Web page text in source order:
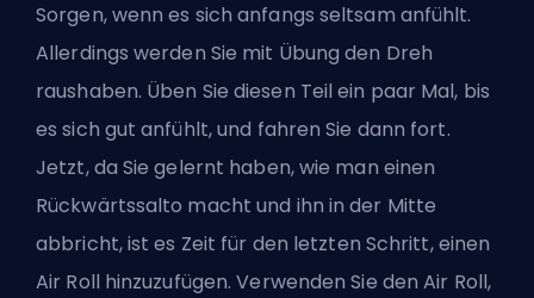
Sorgen, wenn es sich anfangs seltsam anfühlt.
Allerdings werden Sie mit Übung den Dreh
raushaben. Üben Sie diesen Teil ein paar Mal, bis
es sich gut anfühlt, und fahren Sie dann fort.
Jetzt, da Sie gelernt haben, wie man einen
Rückwärtssalto macht und ihn in der Mitte
abbricht, ist es Zeit für den letzten Schritt, einen
Air Roll hinzuzufügen. Verwenden Sie den Air Roll,